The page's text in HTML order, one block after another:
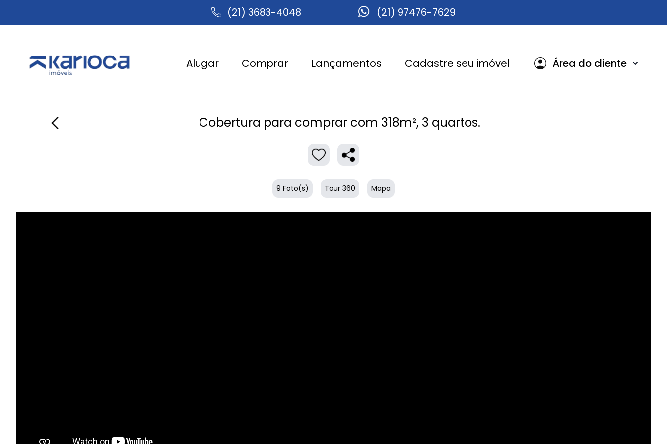
(21) 3683-4048 (21) 97476-7629
Alugar Comprar Lançamentos Cadastre seu imóvel Área do cliente
Cobertura para comprar com 318m², 3 quartos.
9 Foto(s) Tour 360 Mapa